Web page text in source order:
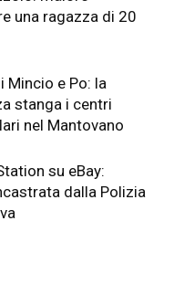
una ragazza di 20
Mincio e Po: la
stanga i centri
nel Mantovano
su eBay:
dalla Polizia